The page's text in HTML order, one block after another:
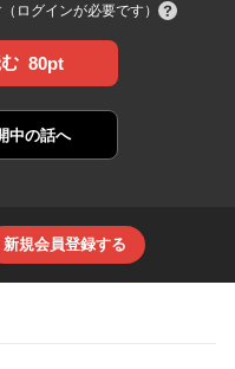
ログインが必要です）
80pt
中の話へ
新規会員登録する